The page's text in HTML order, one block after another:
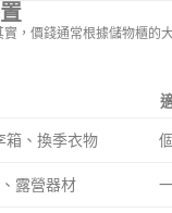
，價錢通常根據儲物櫃的
箱、換季衣物
露營器材